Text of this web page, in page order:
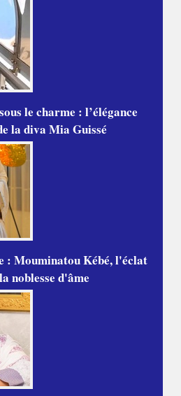
le charme : l’élégance
la diva Mia Guissé
: Mouminatou Kébé, l'éclat
noblesse d'âme